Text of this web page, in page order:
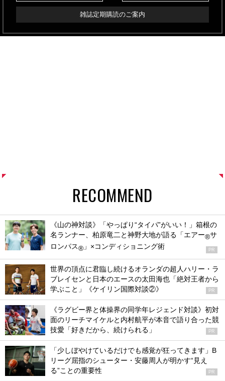
雑誌定期購読のご案内
RECOMMEND
《山の神対談》「やっぱり“タイパ”がいい！」箱根の
名ランナー、柏原竜二と神野大地が語る「エアー®サ
ロンパス® 」×コンディショニング術 PR
世界の頂点に君臨し続けるオランダの超人ハリー・ラ
ブレイセンと日本のエースの太田海也「絶対王者から
学ぶこと」《ケイリン国際対談②》
PR
《ラグビー界と体操界の同学年レジェンド対談》初対
面のリーチマイケルと内村航平が本音で語り合った競
技愛「好きだから、続けられる」
PR
「少しぼやけているだけでも感覚が狂ってきます」B
リーグ屈指のシューター・安藤周人が明かす“見え
る”ことの重要性
PR